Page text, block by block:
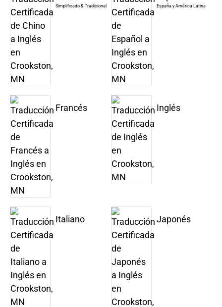
Simplificado & Tradicional España y América Latina
Francés Inglés
Italiano Japonés